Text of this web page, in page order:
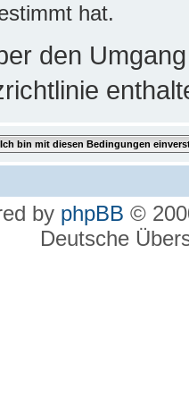
hat.
den
by phpBB ©
Deutsche